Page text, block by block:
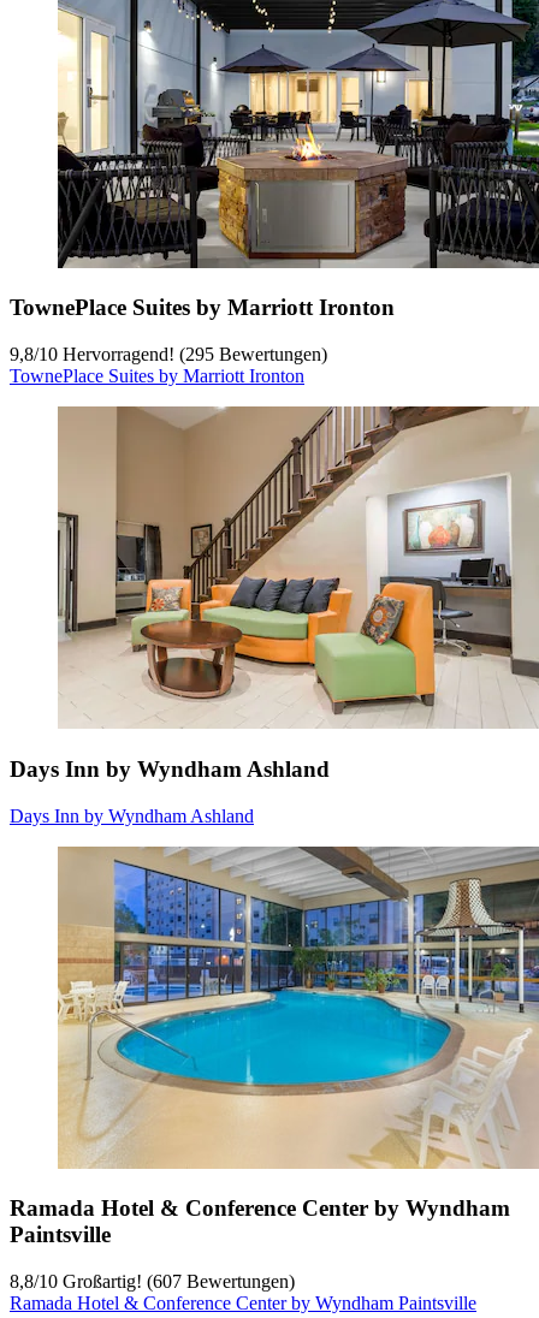
TownePlace Suites by Marriott Ironton
9,8/10 Hervorragend! (295 Bewertungen)
TownePlace Suites by Marriott Ironton
Days Inn by Wyndham Ashland
Days Inn by Wyndham Ashland
Ramada Hotel & Conference Center by Wyndham
Paintsville
8,8/10 Großartig! (607 Bewertungen)
Ramada Hotel & Conference Center by Wyndham Paintsville